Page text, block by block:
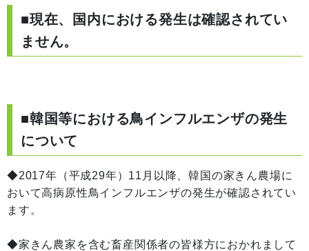
■現在、国内における発生は確認されてい
ません。
■韓国等における鳥インフルエンザの発生
について
◆2017年（平成29年）11月以降、韓国の家きん農場に
おいて高病原性鳥インフルエンザの発生が確認されてい
ます。
◆家きん農家を含む畜産関係者の皆様方におかれまして